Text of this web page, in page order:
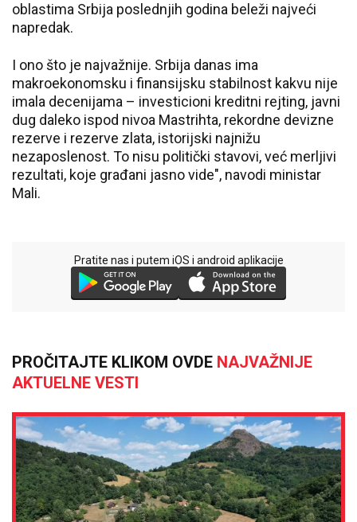
oblastima Srbija poslednjih godina beleži najveći
napredak.
I ono što je najvažnije. Srbija danas ima
makroekonomsku i finansijsku stabilnost kakvu nije
imala decenijama – investicioni kreditni rejting, javni
dug daleko ispod nivoa Mastrihta, rekordne devizne
rezerve i rezerve zlata, istorijski najnižu
nezaposlenost. To nisu politički stavovi, već merljivi
rezultati, koje građani jasno vide", navodi ministar
Mali.
Pratite nas i putem iOS i android aplikacije
PROČITAJTE KLIKOM OVDE NAJVAŽNIJE
AKTUELNE VESTI